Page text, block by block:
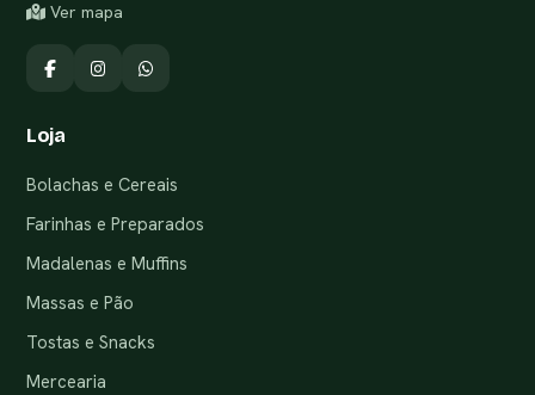
Ver mapa
Loja
Bolachas e Cereais
Farinhas e Preparados
Madalenas e Muffins
Massas e Pão
Tostas e Snacks
Mercearia